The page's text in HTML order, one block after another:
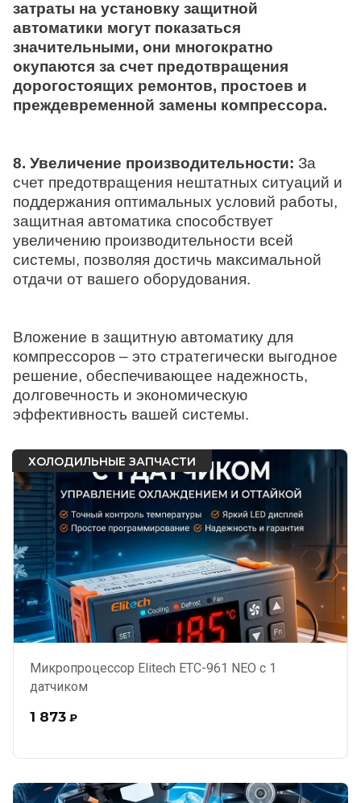
ХОЛОДИЛЬНЫЕ ЗАПЧАСТИ
Микропроцессор Elitech ЕТС-961 NEO с 1
датчиком
1 873 ₽
затраты на установку защитной
автоматики могут показаться
значительными, они многократно
окупаются за счет предотвращения
дорогостоящих ремонтов, простоев и
преждевременной замены компрессора.
8. Увеличение производительности: За
счет предотвращения нештатных ситуаций и
поддержания оптимальных условий работы,
защитная автоматика способствует
увеличению производительности всей
системы, позволяя достичь максимальной
отдачи от вашего оборудования.
Вложение в защитную автоматику для
компрессоров – это стратегически выгодное
решение, обеспечивающее надежность,
долговечность и экономическую
эффективность вашей системы.